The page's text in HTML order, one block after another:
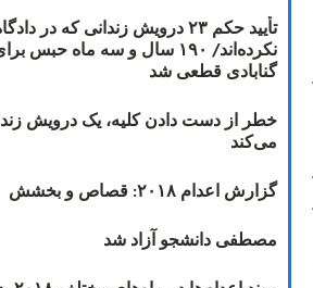
تأیید حکم ۲۳ درویش زندانی که در
گنابادی قطعی شد
خطر از دست دادن کلیه، یک درویش
می‌کند
گزارش اعدام ۲۰۱۸: قصاص و بخشش
مصطفی دانشجو آزاد شد